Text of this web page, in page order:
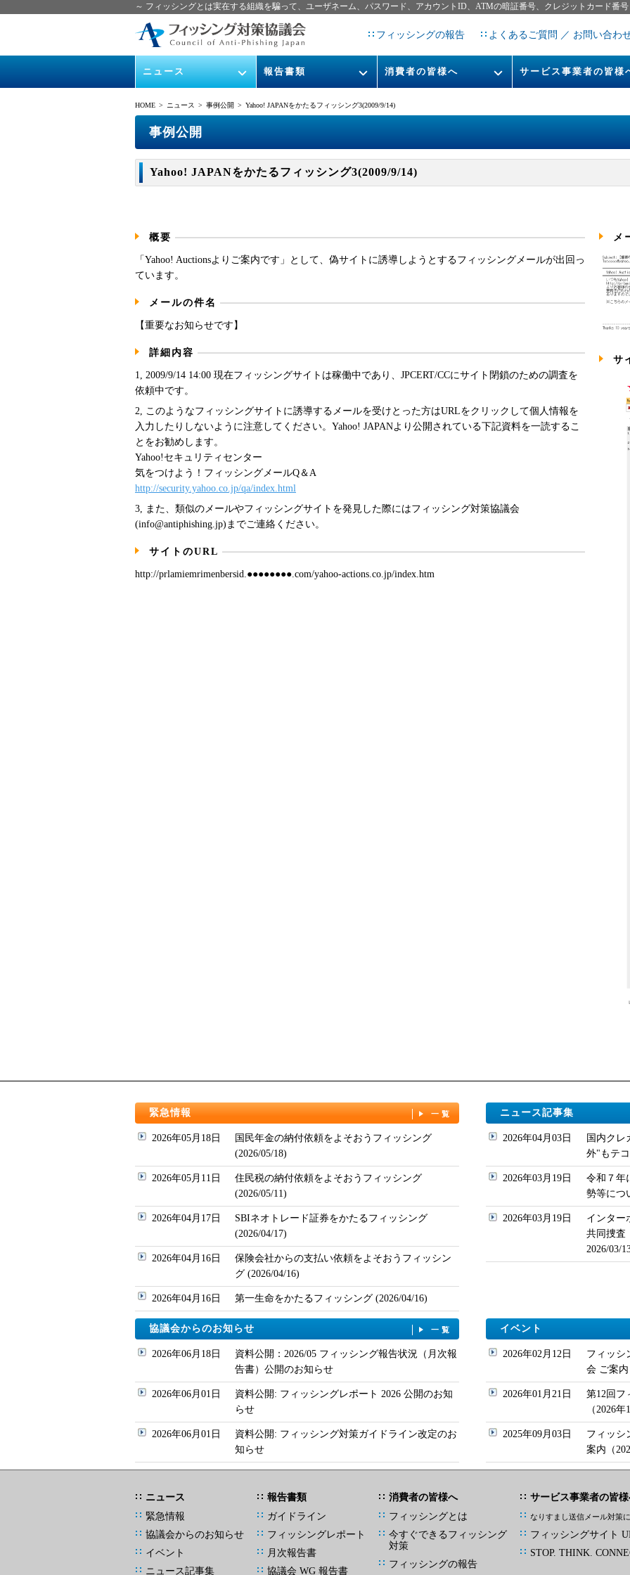
～ フィッシングとは実在する組織を騙って、ユーザネーム、パスワード、アカウントID、ATMの暗証番号、クレジットカード番
フィッシングの報告 よくあるご質問 ／ お問い合わ
ニュース
緊急情報
協議会からのお知らせ
報告書類
ガイドライン
協議会WG報告書
消費者の皆様へ
フィッシングとは
マンガでわかるフィッシング詐
サービス事業者の皆様
HOME > ニュース > 事例公開 > Yahoo! JAPANをかたるフィッシング3(2009/9/14)
事例公開
Yahoo! JAPANをかたるフィッシング3(2009/9/14)
概要
「Yahoo! Auctionsよりご案内です」として、偽サイトに誘導しようとするフィッシングメールが出回っ
ています。
メールの件名
【重要なお知らせです】
詳細内容
1, 2009/9/14 14:00 現在フィッシングサイトは稼働中であり、JPCERT/CCにサイト閉鎖のための調査を
依頼中です。
2, このようなフィッシングサイトに誘導するメールを受けとった方はURLをクリックして個人情報を
入力したりしないように注意してください。Yahoo! JAPANより公開されている下記資料を一読するこ
とをお勧めします。
Yahoo!セキュリティセンター
気をつけよう！フィッシングメールQ＆A
http://security.yahoo.co.jp/qa/index.html
3, また、類似のメールやフィッシングサイトを発見した際にはフィッシング対策協議会
(info@antiphishing.jp)までご連絡ください。
サイトのURL
http://prlamiemrimenbersid.●●●●●●●●.com/yahoo-actions.co.jp/index.htm
メ
サ
緊急情報 一覧
2026年05月18日
国民年金の納付依頼をよそおうフィッシング
(2026/05/18)
2026年05月11日
住民税の納付依頼をよそおうフィッシング
(2026/05/11)
2026年04月17日
SBIネオトレード証券をかたるフィッシング
(2026/04/17)
2026年04月16日
保険会社からの支払い依頼をよそおうフィッシン
グ (2026/04/16)
2026年04月16日 第一生命をかたるフィッシング (2026/04/16)
ニュース記事集
2026年04月03日
国内クレ
外"もテコ
2026年03月19日
令和７年
勢等につ
2026年03月19日
インター
共同捜査
2026/03/
協議会からのお知らせ 一覧
2026年06月18日
資料公開：2026/05 フィッシング報告状況（月次報
告書）公開のお知らせ
2026年06月01日
資料公開: フィッシングレポート 2026 公開のお知
らせ
2026年06月01日
資料公開: フィッシング対策ガイドライン改定のお
知らせ
イベント
2026年02月12日
フィッシ
会 ご案
2026年01月21日
第12回フ
（2026
2025年09月03日
フィッシ
案内（
ニュース
緊急情報
協議会からのお知らせ
イベント
ニュース記事集
報告書類
ガイドライン
フィッシングレポート
月次報告書
協議会 WG 報告書
消費者の皆様へ
フィッシングとは
今すぐできるフィッシング
対策
フィッシングの報告
サービス事業者の皆
なりすまし送信メール対策
フィッシングサイト
STOP. THINK.